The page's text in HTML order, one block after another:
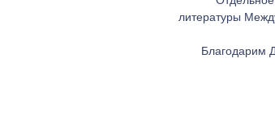
литературы